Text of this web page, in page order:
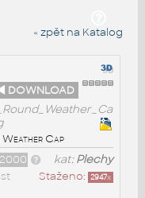
« zpět na Katalog
DOWNLOAD
Weather Cap
kat:Plechy
Staženo: 2947x